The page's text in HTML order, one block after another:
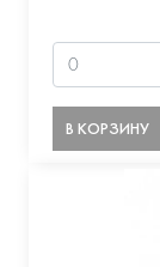
В КОРЗИНУ